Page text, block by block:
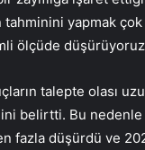
yapmak çok
ölçüde
talepte olası
belirtti. Bu nedenle
fazla düşürdü ve